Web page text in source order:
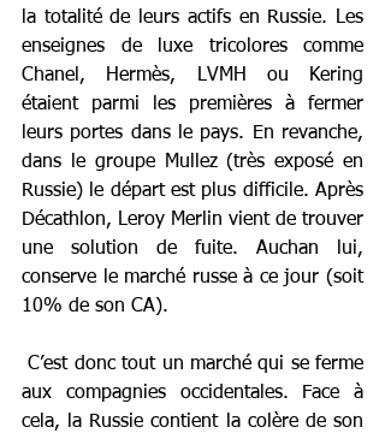
la totalité de leurs actifs en Russie. Les
enseignes de luxe tricolores comme
Chanel, Hermès, LVMH ou Kering
étaient parmi les premières à fermer
leurs portes dans le pays. En revanche,
dans le groupe Mullez (très exposé en
Russie) le départ est plus difficile. Après
Décathlon, Leroy Merlin vient de trouver
une solution de fuite. Auchan lui,
conserve le marché russe à ce jour (soit
10% de son CA).
C’est donc tout un marché qui se ferme
aux compagnies occidentales. Face à
cela, la Russie contient la colère de son